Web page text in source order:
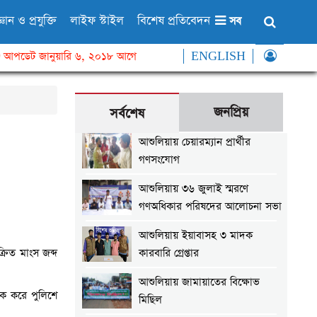
ও প্রযুক্তি লাইফ স্টাইল বিশেষ প্রতিবেদন সব
আপডেট জানুয়ারি ৬, ২০১৮ আগে ENGLISH
মাংস জব্দ
করে পুলিশে
সর্বশেষ জনপ্রিয়
আশুলিয়ায় চেয়ারম্যান প্রার্থীর
গণসংযোগ
আশুলিয়ায় ৩৬ জুলাই স্মরণে
গণঅধিকার পরিষদের আলোচনা সভা
আশুলিয়ায় ইয়াবাসহ ৩ মাদক
কারবারি গ্রেপ্তার
আশুলিয়ায় জামায়াতের বিক্ষোভ
মিছিল